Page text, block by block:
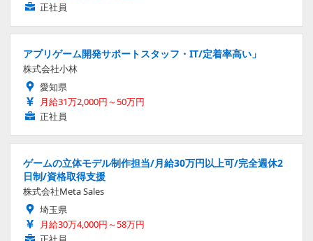
正社員
アプリゲーム開発サポートスタッフ・IT/定着率高い」
株式会社小林
愛知県
月給31万2,000円～50万円
正社員
ゲームの立体モデル制作担当/月給30万円以上可/完全週休2
日制/資格取得支援
株式会社Meta Sales
埼玉県
月給30万4,000円～58万円